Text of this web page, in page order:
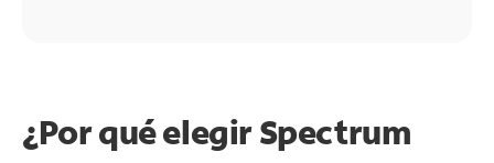
¿Por qué elegir Spectrum